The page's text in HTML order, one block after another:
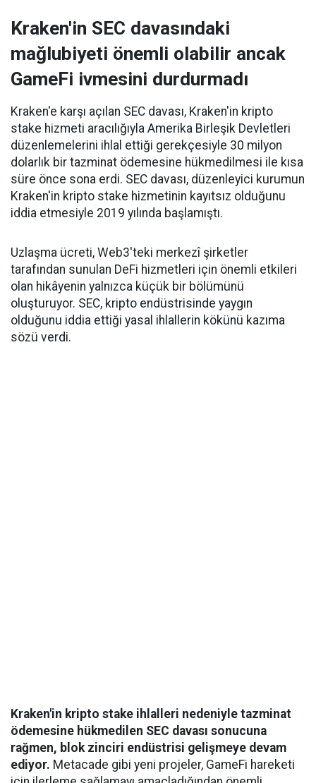
Kraken'in SEC davasındaki
mağlubiyeti önemli olabilir ancak
GameFi ivmesini durdurmadı
Kraken'e karşı açılan SEC davası, Kraken'in kripto
stake hizmeti aracılığıyla Amerika Birleşik Devletleri
düzenlemelerini ihlal ettiği gerekçesiyle 30 milyon
dolarlık bir tazminat ödemesine hükmedilmesi ile kısa
süre önce sona erdi. SEC davası, düzenleyici kurumun
Kraken'in kripto stake hizmetinin kayıtsız olduğunu
iddia etmesiyle 2019 yılında başlamıştı.
Uzlaşma ücreti, Web3'teki merkezî şirketler
tarafından sunulan DeFi hizmetleri için önemli etkileri
olan hikâyenin yalnızca küçük bir bölümünü
oluşturuyor. SEC, kripto endüstrisinde yaygın
olduğunu iddia ettiği yasal ihlallerin kökünü kazıma
sözü verdi.
Kraken'in kripto stake ihlalleri nedeniyle tazminat
ödemesine hükmedilen SEC davası sonucuna
rağmen, blok zinciri endüstrisi gelişmeye devam
ediyor. Metacade gibi yeni projeler, GameFi hareketi